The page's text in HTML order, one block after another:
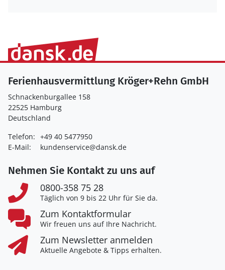
Ferienhausvermittlung Kröger+Rehn GmbH
Schnackenburgallee 158
22525 Hamburg
Deutschland
Telefon: +49 40 5477950
E-Mail:
kundenservice@dansk.de
Nehmen Sie Kontakt zu uns auf
0800-358 75 28
Täglich von 9 bis 22 Uhr für Sie da.
Zum Kontaktformular
Wir freuen uns auf Ihre Nachricht.
Zum Newsletter anmelden
Aktuelle Angebote & Tipps erhalten.